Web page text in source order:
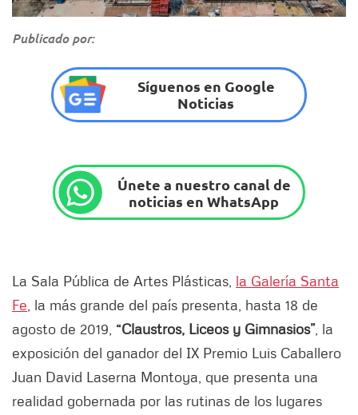
Publicado por:
Síguenos en Google
Noticias
Únete a nuestro canal de
noticias en WhatsApp
La Sala Pública de Artes Plásticas, la Galería Santa
Fe , la más grande del país presenta, hasta 18 de
agosto de 2019, “Claustros, Liceos y Gimnasios” , la
exposición del ganador del IX Premio Luis Caballero
Juan David Laserna Montoya, que presenta una
realidad gobernada por las rutinas de los lugares